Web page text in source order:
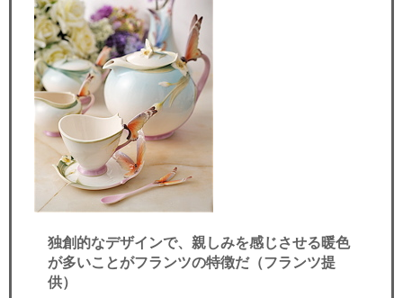
独創的なデザインで、親しみを感じさせる暖色
が多いことがフランツの特徴だ（フランツ提
供）